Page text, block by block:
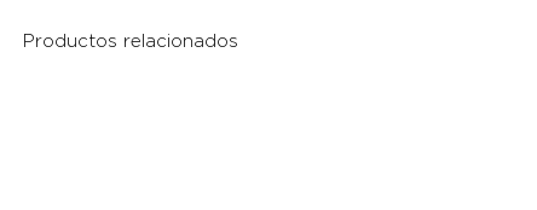
Productos relacionados